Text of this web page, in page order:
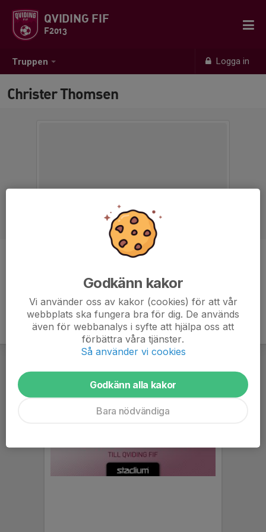
Truppen Logga in
QVIDING FIF
F2013
Christer Thomsen
Godkänn kakor
Vi använder oss av kakor (cookies) för att vår
webbplats ska fungera bra för dig. De används
även för webbanalys i syfte att hjälpa oss att
förbättra våra tjänster.
Så använder vi cookies
Godkänn alla kakor
Bara nödvändiga